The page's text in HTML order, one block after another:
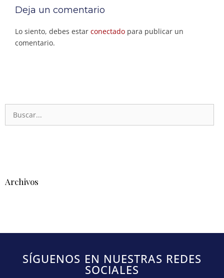
Deja un comentario
Lo siento, debes estar conectado para publicar un
comentario.
Archivos
SÍGUENOS EN NUESTRAS REDES
SOCIALES